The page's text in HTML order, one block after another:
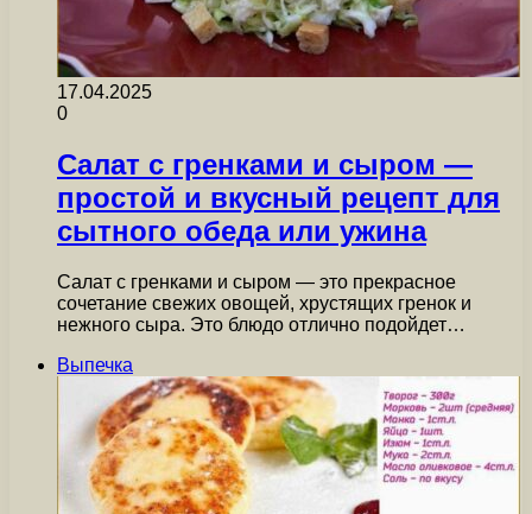
17.04.2025
0
Салат с гренками и сыром —
простой и вкусный рецепт для
сытного обеда или ужина
Салат с гренками и сыром — это прекрасное
сочетание свежих овощей, хрустящих гренок и
нежного сыра. Это блюдо отлично подойдет…
Выпечка